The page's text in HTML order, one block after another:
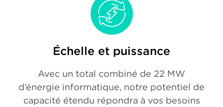
Échelle et puissance
Avec un total combiné de 22 MW
d’énergie informatique, notre potentiel de
capacité étendu répondra à vos besoins